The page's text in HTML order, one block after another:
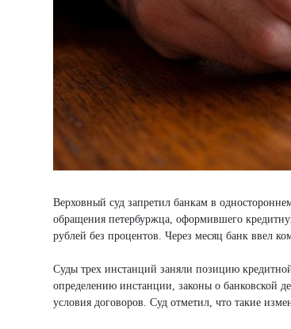
Верховный суд запретил банкам в
обращения петербуржца, оформившего
рублей без процентов. Через месяц банк ввел
Суды трех инстанций заняли позицию
определению инстанции, законы о банковской
условия договоров. Суд отметил, что такие